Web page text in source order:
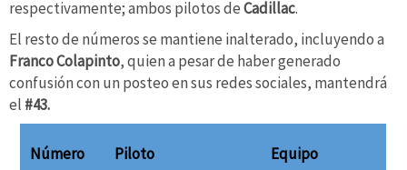
respectivamente; ambos pilotos deCadillac.
El resto de números se mantiene inalterado, incluyendo a
Franco Colapinto, quien a pesar de haber generado
confusión con un posteo en sus redes sociales, mantendrá
el #43.
Número Piloto Equipo